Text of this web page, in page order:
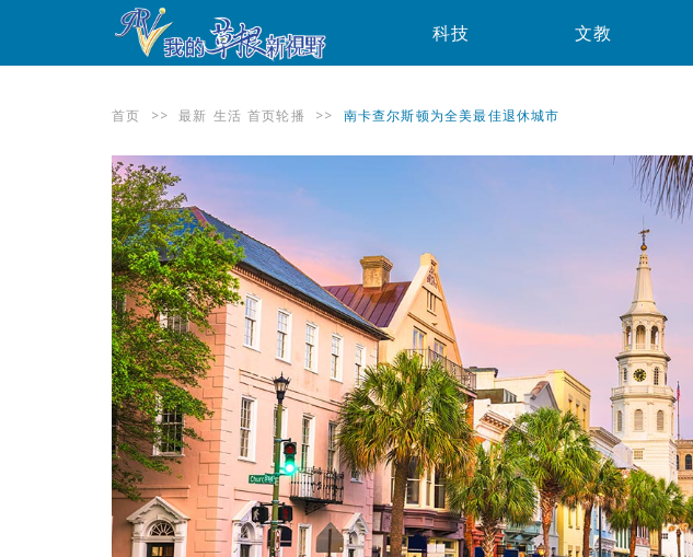
科技 文教
首页 >> 最新 生活 首页轮播 >> 南卡查尔斯顿为全美最佳退休城市